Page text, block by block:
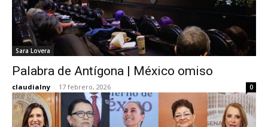
Sara Lovera
Palabra de Antígona | México omiso
claudialny - 17 febrero, 2026 0